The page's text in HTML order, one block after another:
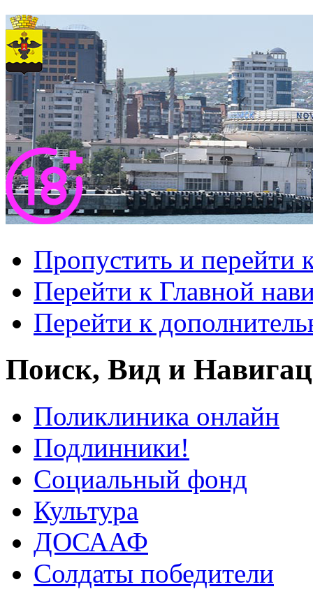
Пропустить и перейти
Перейти к Главной
Перейти к
Поиск, Вид и
Поликлиника онлайн
Подлинники!
Социальный фонд
Культура
ДОСААФ
Солдаты победители